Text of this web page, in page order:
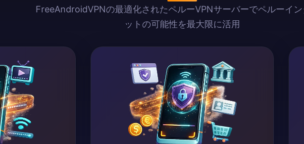
FreeAndroidVPNの最適化されたペルーVPNサーバーでペルーイン
ットの可能性を最大限に活用